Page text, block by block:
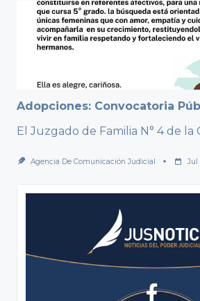
Adopciones: Convocatoria
El Juzgado de Familia N° 4 de la
Agencia De Comunicación Judicial Jul